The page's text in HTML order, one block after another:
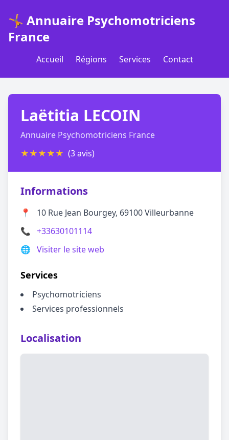
🤸 Annuaire Psychomotriciens
France
Accueil Régions Services Contact
Laëtitia LECOIN
Annuaire Psychomotriciens France
★★★★★ (3 avis)
Informations
📍
10 Rue Jean Bourgey, 69100 Villeurbanne
📞 +33630101114
🌐 Visiter le site web
Services
Psychomotriciens
Services professionnels
Localisation